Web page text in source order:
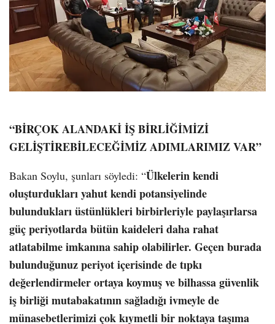
“BİRÇOK ALANDAKİ İŞ BİRLİĞİMİZİ
GELİŞTİREBİLECEĞİMİZ ADIMLARIMIZ VAR”
Bakan Soylu, şunları söyledi: “Ülkelerin kendi
oluşturdukları yahut kendi potansiyelinde
bulundukları üstünlükleri birbirleriyle paylaşırlarsa
güç periyotlarda bütün kaideleri daha rahat
atlatabilme imkanına sahip olabilirler. Geçen burada
bulunduğunuz periyot içerisinde de tıpkı
değerlendirmeler ortaya koymuş ve bilhassa güvenlik
iş birliği mutabakatının sağladığı ivmeyle de
münasebetlerimizi çok kıymetli bir noktaya taşıma